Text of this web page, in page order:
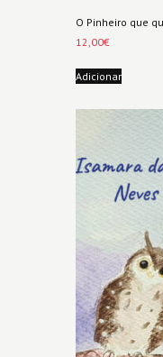
O Pinheiro que
12,00€
Adicionar